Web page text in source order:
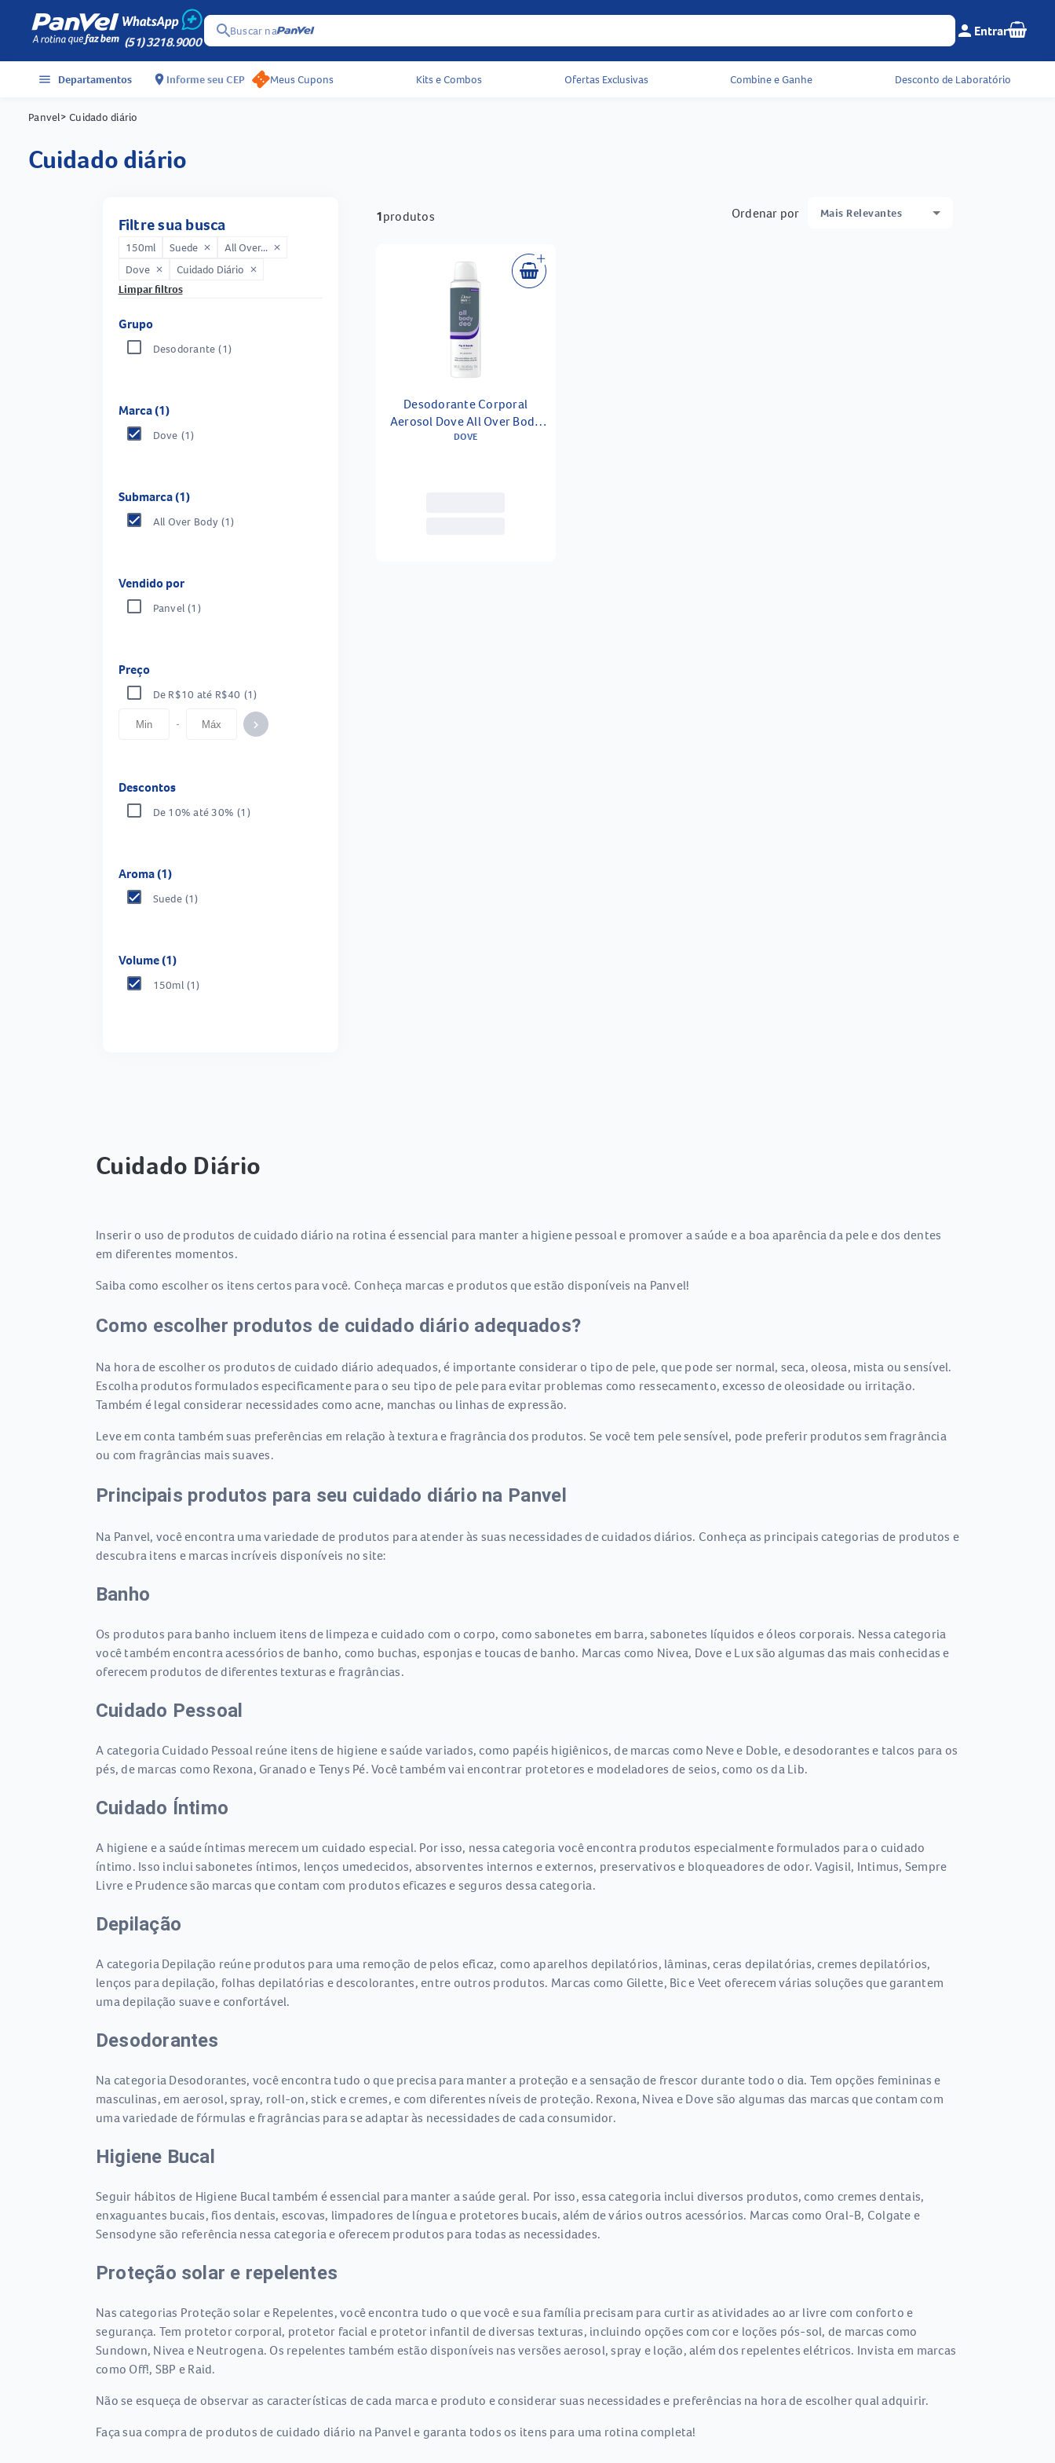
(51) 3218.9000
searchBuscar na Menu do cliente e
person Entrar Seu
Acessos rápidos do cabeçalho
menu Departamentos location_on Informe seu CEP Meus Cupons Kits e Combos Ofertas Exclusivas Combine e Ganhe Desconto de Laboratório
Panvel> Cuidado diário
cuidado diário
Filtre sua busca
150ml Suede close All Over... close
Dove close Cuidado Diário close
Limpar filtros
Grupo
Desodorante (1)
Marca (1)
Dove (1)
Submarca (1)
All Over Body (1)
Vendido por
Panvel (1)
Preço
De R$10 até R$40 (1)
- keyboard_arrow_right
Descontos
De 10% até 30% (1)
Aroma (1)
Suede (1)
Volume (1)
150ml (1)
1produtos Ordenar por Mais Relevantes
Desodorante Corporal
Aerosol Dove All Over Body
Men Fig Suede 150ml
DOVE
Cuidado Diário
Inserir o uso de produtos de cuidado diário na rotina é essencial para manter a higiene pessoal e promover a saúde e a boa aparência da pele e dos dentes
em diferentes momentos.
Saiba como escolher os itens certos para você. Conheça marcas e produtos que estão disponíveis na Panvel!
Como escolher produtos de cuidado diário adequados?
Na hora de escolher os produtos de cuidado diário adequados, é importante considerar o tipo de pele, que pode ser normal, seca, oleosa, mista ou sensível.
Escolha produtos formulados especificamente para o seu tipo de pele para evitar problemas como ressecamento, excesso de oleosidade ou irritação.
Também é legal considerar necessidades como acne, manchas ou linhas de expressão.
Leve em conta também suas preferências em relação à textura e fragrância dos produtos. Se você tem pele sensível, pode preferir produtos sem fragrância
ou com fragrâncias mais suaves.
Principais produtos para seu cuidado diário na Panvel
Na Panvel, você encontra uma variedade de produtos para atender às suas necessidades de cuidados diários. Conheça as principais categorias de produtos e
descubra itens e marcas incríveis disponíveis no site:
Banho
Os produtos para banho incluem itens de limpeza e cuidado com o corpo, como sabonetes em barra, sabonetes líquidos e óleos corporais. Nessa categoria
você também encontra acessórios de banho, como buchas, esponjas e toucas de banho. Marcas como Nivea, Dove e Lux são algumas das mais conhecidas e
oferecem produtos de diferentes texturas e fragrâncias.
Cuidado Pessoal
A categoria Cuidado Pessoal reúne itens de higiene e saúde variados, como papéis higiênicos, de marcas como Neve e Doble, e desodorantes e talcos para os
pés, de marcas como Rexona, Granado e Tenys Pé. Você também vai encontrar protetores e modeladores de seios, como os da Lib.
Cuidado Íntimo
A higiene e a saúde íntimas merecem um cuidado especial. Por isso, nessa categoria você encontra produtos especialmente formulados para o cuidado
íntimo. Isso inclui sabonetes íntimos, lenços umedecidos, absorventes internos e externos, preservativos e bloqueadores de odor. Vagisil, Intimus, Sempre
Livre e Prudence são marcas que contam com produtos eficazes e seguros dessa categoria.
Depilação
A categoria Depilação reúne produtos para uma remoção de pelos eficaz, como aparelhos depilatórios, lâminas, ceras depilatórias, cremes depilatórios,
lenços para depilação, folhas depilatórias e descolorantes, entre outros produtos. Marcas como Gilette, Bic e Veet oferecem várias soluções que garantem
uma depilação suave e confortável.
Desodorantes
Na categoria Desodorantes, você encontra tudo o que precisa para manter a proteção e a sensação de frescor durante todo o dia. Tem opções femininas e
masculinas, em aerosol, spray, roll-on, stick e cremes, e com diferentes níveis de proteção. Rexona, Nivea e Dove são algumas das marcas que contam com
uma variedade de fórmulas e fragrâncias para se adaptar às necessidades de cada consumidor.
Higiene Bucal
Seguir hábitos de Higiene Bucal também é essencial para manter a saúde geral. Por isso, essa categoria inclui diversos produtos, como cremes dentais,
enxaguantes bucais, fios dentais, escovas, limpadores de língua e protetores bucais, além de vários outros acessórios. Marcas como Oral-B, Colgate e
Sensodyne são referência nessa categoria e oferecem produtos para todas as necessidades.
Proteção solar e repelentes
Nas categorias Proteção solar e Repelentes, você encontra tudo o que você e sua família precisam para curtir as atividades ao ar livre com conforto e
segurança. Tem protetor corporal, protetor facial e protetor infantil de diversas texturas, incluindo opções com cor e loções pós-sol, de marcas como
Sundown, Nivea e Neutrogena. Os repelentes também estão disponíveis nas versões aerosol, spray e loção, além dos repelentes elétricos. Invista em marcas
como Off!, SBP e Raid.
Não se esqueça de observar as características de cada marca e produto e considerar suas necessidades e preferências na hora de escolher qual adquirir.
Faça sua compra de produtos de cuidado diário na Panvel e garanta todos os itens para uma rotina completa!